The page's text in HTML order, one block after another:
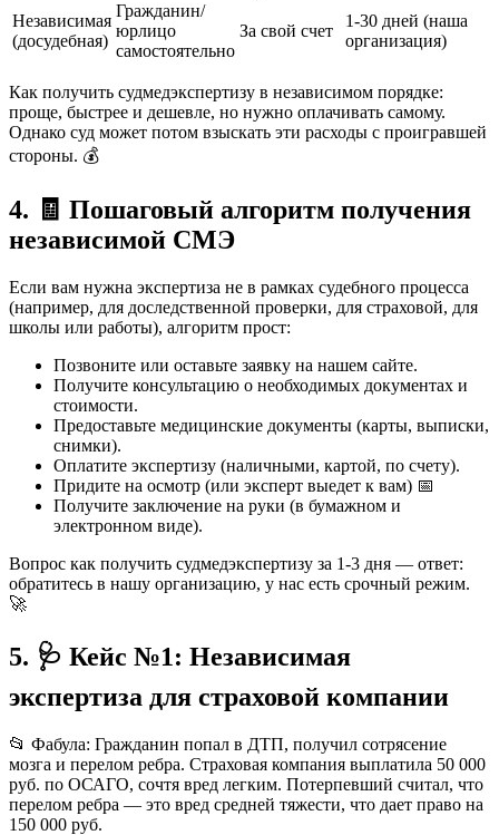
Независимая
(досудебная)
Гражданин/
юрлицо
самостоятельно
За свой счет
1-30 дней (наша
организация)
Как получить судмедэкспертизу в независимом порядке:
проще, быстрее и дешевле, но нужно оплачивать самому.
Однако суд может потом взыскать эти расходы с проигравшей
стороны. 💰
4. 🧾 Пошаговый алгоритм получения
независимой СМЭ
Если вам нужна экспертиза не в рамках судебного процесса
(например, для доследственной проверки, для страховой, для
школы или работы), алгоритм прост:
Позвоните или оставьте заявку на нашем сайте.
Получите консультацию о необходимых документах и
стоимости.
Предоставьте медицинские документы (карты, выписки,
снимки).
Оплатите экспертизу (наличными, картой, по счету).
Придите на осмотр (или эксперт выедет к вам) 📅
Получите заключение на руки (в бумажном и
электронном виде).
Вопрос как получить судмедэкспертизу за 1-3 дня — ответ:
обратитесь в нашу организацию, у нас есть срочный режим.
🚀
5. 🩺 Кейс №1: Независимая
экспертиза для страховой компании
📂 Фабула: Гражданин попал в ДТП, получил сотрясение
мозга и перелом ребра. Страховая компания выплатила 50 000
руб. по ОСАГО, сочтя вред легким. Потерпевший считал, что
перелом ребра — это вред средней тяжести, что дает право на
150 000 руб.